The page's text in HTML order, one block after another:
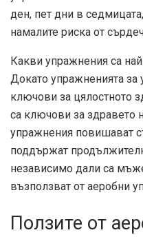
ден, пет дни в
намалите риска от
Какви упражнения са
Докато упражненията за
ключови за цялостното
са ключови за здравето
упражнения повишават
поддържат
независимо дали са
възползват от аеробни
Ползите от